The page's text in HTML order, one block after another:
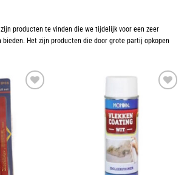
producten te vinden die we tijdelijk voor een zeer
bieden. Het zijn producten die door grote partij opkopen